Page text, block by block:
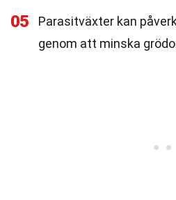
05
Parasitväxter kan
genom att minska